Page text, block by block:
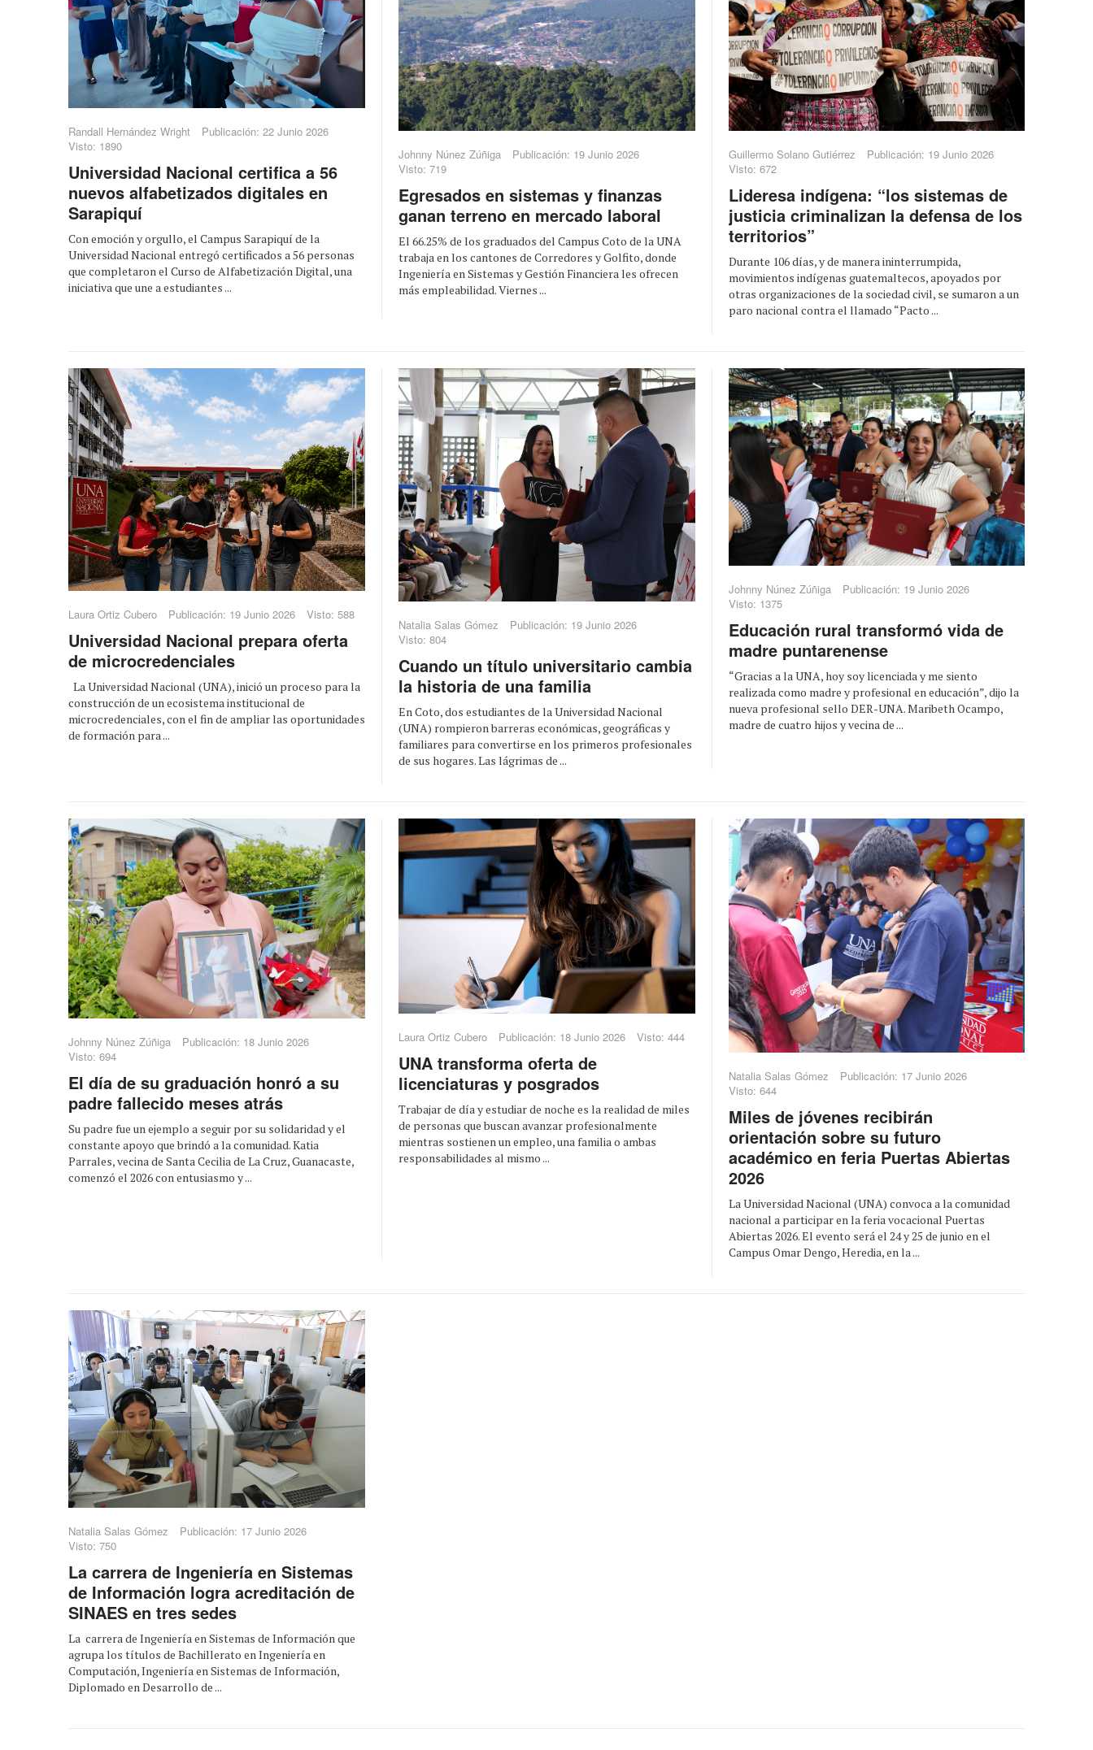
Randall Hernández Wright
Publicación: 22 Junio 2026
Visto: 1890
Universidad Nacional certifica a 56
nuevos alfabetizados digitales en
Sarapiquí
Con emoción y orgullo, el Campus Sarapiquí de la
Universidad Nacional entregó certificados a 56 personas
que completaron el Curso de Alfabetización Digital, una
iniciativa que une a estudiantes ...
Johnny Núnez Zúñiga
Publicación: 19 Junio 2026
Visto: 719
Egresados en sistemas y finanzas
ganan terreno en mercado laboral
El 66.25% de los graduados del Campus Coto de la UNA
trabaja en los cantones de Corredores y Golfito, donde
Ingeniería en Sistemas y Gestión Financiera les ofrecen
más empleabilidad. Viernes ...
Guillermo Solano Gutiérrez
Publicación: 19 Junio 2026
Visto: 672
Lideresa indígena: “los sistemas de
justicia criminalizan la defensa de los
territorios”
Durante 106 días, y de manera ininterrumpida,
movimientos indígenas guatemaltecos, apoyados por
otras organizaciones de la sociedad civil, se sumaron a un
paro nacional contra el llamado “Pacto ...
Laura Ortiz Cubero Publicación: 19 Junio 2026 Visto: 588
Universidad Nacional prepara oferta
de microcredenciales
La Universidad Nacional (UNA), inició un proceso para la
construcción de un ecosistema institucional de
microcredenciales, con el fin de ampliar las oportunidades
de formación para ...
Natalia Salas Gómez
Publicación: 19 Junio 2026
Visto: 804
Cuando un título universitario cambia
la historia de una familia
En Coto, dos estudiantes de la Universidad Nacional
(UNA) rompieron barreras económicas, geográficas y
familiares para convertirse en los primeros profesionales
de sus hogares. Las lágrimas de ...
Johnny Núnez Zúñiga
Publicación: 19 Junio 2026
Visto: 1375
Educación rural transformó vida de
madre puntarenense
“Gracias a la UNA, hoy soy licenciada y me siento
realizada como madre y profesional en educación”, dijo la
nueva profesional sello DER-UNA. Maribeth Ocampo,
madre de cuatro hijos y vecina de ...
Johnny Núnez Zúñiga
Publicación: 18 Junio 2026
Visto: 694
El día de su graduación honró a su
padre fallecido meses atrás
Su padre fue un ejemplo a seguir por su solidaridad y el
constante apoyo que brindó a la comunidad. Katia
Parrales, vecina de Santa Cecilia de La Cruz, Guanacaste,
comenzó el 2026 con entusiasmo y ...
Laura Ortiz Cubero Publicación: 18 Junio 2026 Visto: 444
UNA transforma oferta de
licenciaturas y posgrados
Trabajar de día y estudiar de noche es la realidad de miles
de personas que buscan avanzar profesionalmente
mientras sostienen un empleo, una familia o ambas
responsabilidades al mismo ...
Natalia Salas Gómez
Publicación: 17 Junio 2026
Visto: 644
Miles de jóvenes recibirán
orientación sobre su futuro
académico en feria Puertas Abiertas
2026
La Universidad Nacional (UNA) convoca a la comunidad
nacional a participar en la feria vocacional Puertas
Abiertas 2026. El evento será el 24 y 25 de junio en el
Campus Omar Dengo, Heredia, en la ...
Natalia Salas Gómez
Publicación: 17 Junio 2026
Visto: 750
La carrera de Ingeniería en Sistemas
de Información logra acreditación de
SINAES en tres sedes
La carrera de Ingeniería en Sistemas de Información que
agrupa los títulos de Bachillerato en Ingeniería en
Computación, Ingeniería en Sistemas de Información,
Diplomado en Desarrollo de ...